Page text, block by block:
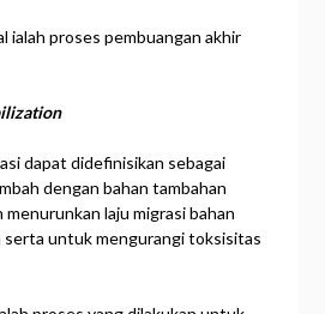
ialah proses pembuangan akhir
dapat didefinisikan sebagai
dengan bahan tambahan
laju migrasi bahan
serta untuk mengurangi toksisitas